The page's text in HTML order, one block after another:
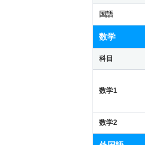
国語
数学
科目
数学1
数学2